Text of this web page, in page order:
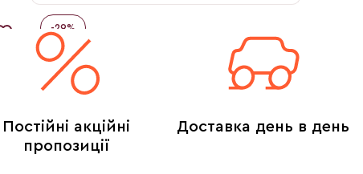
-29%
Постійні акційні
пропозиції
Доставка день в день